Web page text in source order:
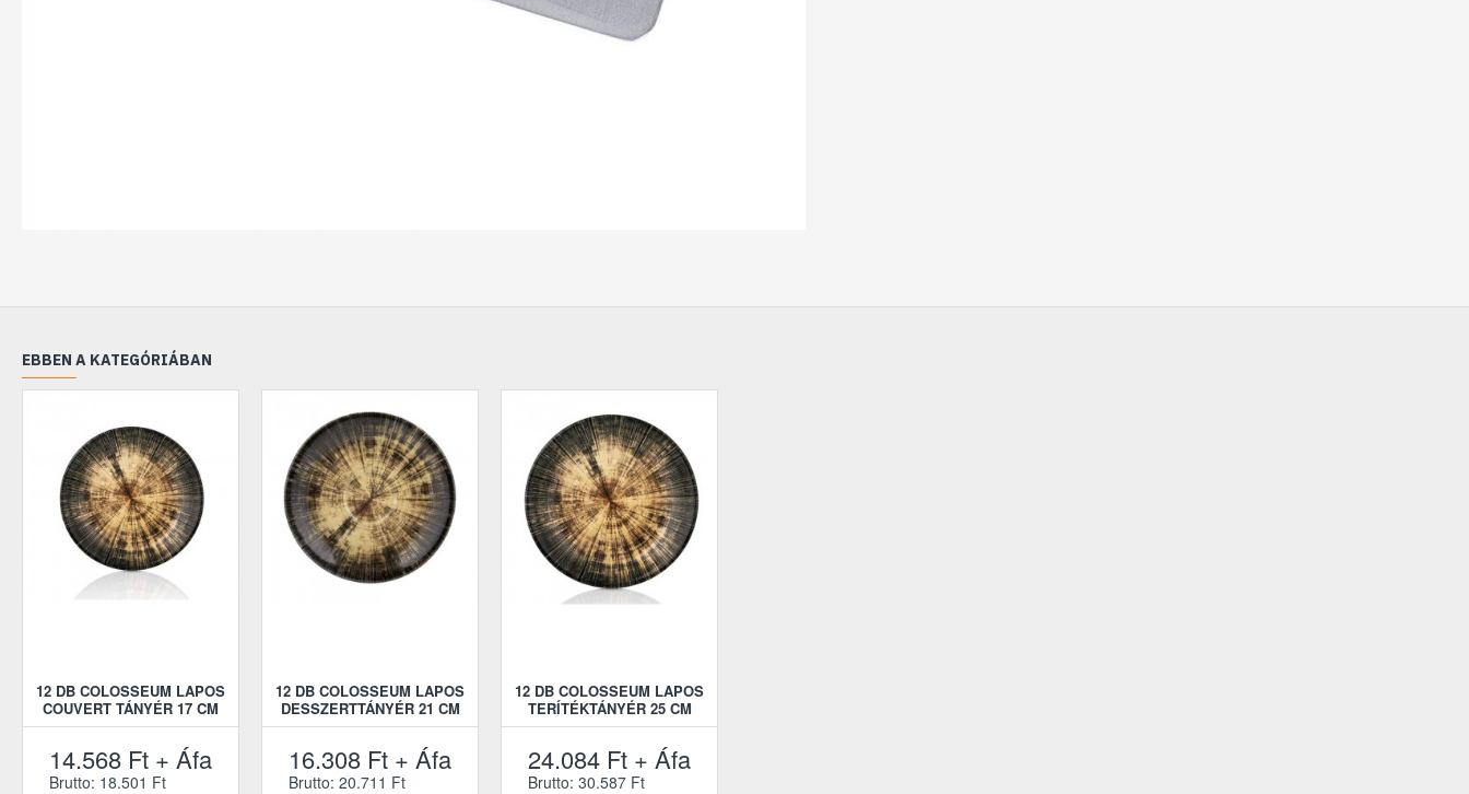
EBBEN A KATEGÓRIÁBAN
12 DB COLOSSEUM LAPOS
COUVERT TÁNYÉR 17 CM
14.568 Ft + Áfa
Brutto: 18.501 Ft
12 DB COLOSSEUM LAPOS
DESSZERTTÁNYÉR 21 CM
16.308 Ft + Áfa
Brutto: 20.711 Ft
12 DB COLOSSEUM LAPOS
TERÍTÉKTÁNYÉR 25 CM
24.084 Ft + Áfa
Brutto: 30.587 Ft